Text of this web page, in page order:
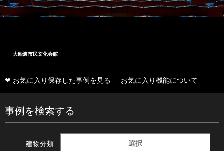
大船渡市民文化会館
❤ お気に入り保存した事例を見る お気に入り機能について
事例を検索する
建物分類 選択